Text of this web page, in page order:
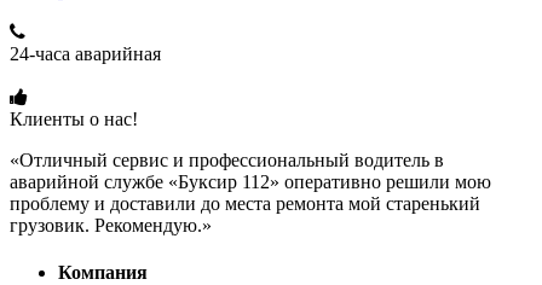
24-часа аварийная
Клиенты о нас!
«Отличный сервис и профессиональный водитель в
аварийной службе «Буксир 112» оперативно решили мою
проблему и доставили до места ремонта мой старенький
грузовик. Рекомендую.»
Компания